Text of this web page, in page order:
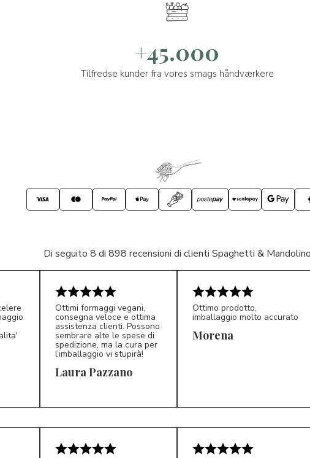
+45.000
Tilfredse kunder fra vores smags håndværkere
Di seguito 8 di 898 recensioni di clienti Spaghetti & Mandolino
LP 5/5
Ottimi formaggi vegani,
consegna veloce e ottima
assistenza clienti. Possono
sembrare alte le spese di
spedizione, ma la cura per
l’imballaggio vi stupirà!
Laura Pazzano
Ottimo prodotto,
imballaggio molto accurato
Morena